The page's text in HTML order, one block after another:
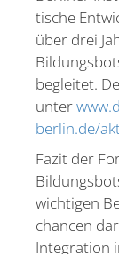
tische
über drei
begleitet.
unter
berlin.de/
Fazit der
wichtigen
chancen
Integration